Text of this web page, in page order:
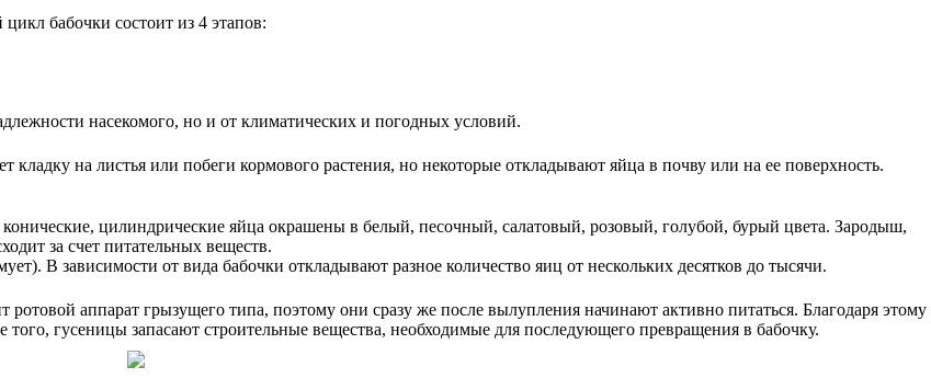
бабочки состоит из 4 этапов:
насекомого, но и от климатических и погодных условий.
на листья или побеги кормового растения, но некоторые откладывают яйца в почву или на ее поверхность.
цилиндрические яйца окрашены в белый, песочный, салатовый, розовый, голубой, бурый цвета. Зародыш,
за счет питательных веществ.
В зависимости от вида бабочки откладывают разное количество яиц от нескольких десятков до тысячи.
аппарат грызущего типа, поэтому они сразу же после вылупления начинают активно питаться. Благодаря этому
гусеницы запасают строительные вещества, необходимые для последующего превращения в бабочку.